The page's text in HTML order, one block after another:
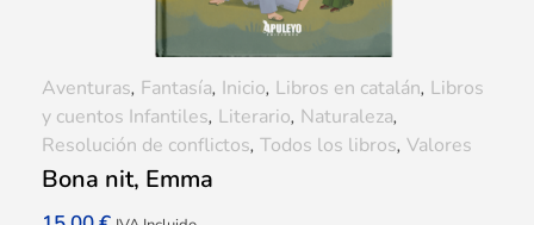
Bona nit, Emma
Aventuras, Fantasía, Inicio, Libros en catalán, Libros
y cuentos Infantiles, Literario, Naturaleza,
Resolución de conflictos, Todos los libros, Valores